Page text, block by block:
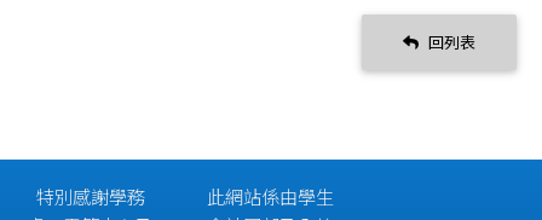
回列表
特別感謝學務
此網站係由學生